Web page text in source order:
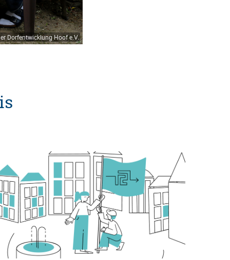
Dorfentwicklung Hoof e.V.